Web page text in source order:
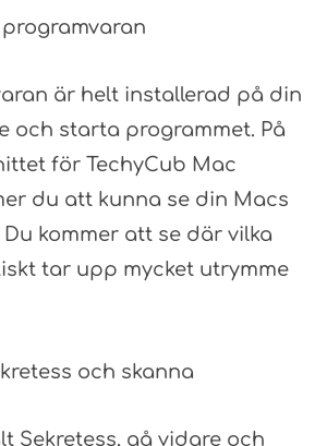
är helt installerad på din
och starta programmet. På
för TechyCub Mac
du att kunna se din Macs
kommer att se där vilka
tar upp mycket utrymme
och skanna
Sekretess, gå vidare och